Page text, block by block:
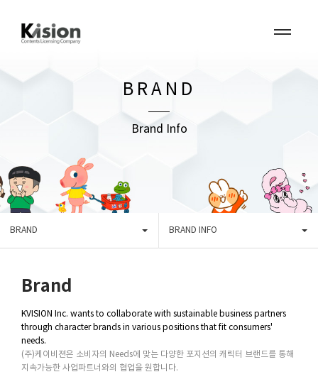
BRAND
Brand Info
BRAND BRAND INFO
Brand
KVISION Inc. wants to collaborate with sustainable business partners
through character brands in various positions that fit consumers'
needs.
(주)케이비젼은 소비자의 Needs에 맞는 다양한 포지션의 캐릭터 브랜드를 통해
지속가능한 사업파트너와의 협업을 원합니다.